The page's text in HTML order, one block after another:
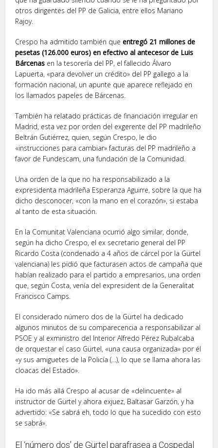
otros dirigentes del PP de Galicia, entre ellos Mariano
Rajoy.
Crespo ha admitido también queentregó 21 millones de
pesetas (126.000 euros) en efectivo al antecesor de Luis
Bárcenas en la tesorería del PP, el fallecido Álvaro
Lapuerta, «para devolver un crédito» del PP gallego a la
formación nacional, un apunte que aparece reflejado en
los llamados papeles de Bárcenas.
También ha relatado prácticas de financiación irregular en
Madrid, esta vez por orden del exgerente del PP madrileño
Beltrán Gutiérrez, quien, según Crespo, le dio
«instrucciones para cambiar» facturas del PP madrileño a
favor de Fundescam, una fundación de la Comunidad.
Una orden de la que no ha responsabilizado a la
expresidenta madrileña Esperanza Aguirre, sobre la que ha
dicho desconocer, «con la mano en el corazón», si estaba
al tanto de esta situación.
En la Comunitat Valenciana ocurrió algo similar, donde,
según ha dicho Crespo, el ex secretario general del PP
Ricardo Costa (condenado a 4 años de cárcel por la Gürtel
valenciana) les pidió que facturasen actos de campaña que
habían realizado para el partido a empresarios, una orden
que, según Costa, venía del expresident de la Generalitat
Francisco Camps.
El considerado número dos de la Gürtel ha dedicado
algunos minutos de su comparecencia a responsabilizar al
PSOE y al exministro del Interior Alfredo Pérez Rubalcaba
de orquestar el caso Gürtel, «una causa organizada» por él
«y sus amiguetes de la Policía (…), lo que se llama ahora las
cloacas del Estado».
Ha ido más allá Crespo al acusar de «delincuente» al
instructor de Gürtel y ahora exjuez, Baltasar Garzón, y ha
advertido: «Se sabrá eh, todo lo que ha sucedido con esto
se sabrá».
El ‘número dos’ de Gürtel parafrasea a Cospedal